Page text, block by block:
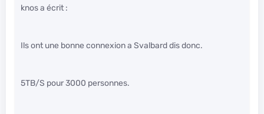
knos a écrit :
Ils ont une bonne connexion a Svalbard dis donc.
5TB/S pour 3000 personnes.